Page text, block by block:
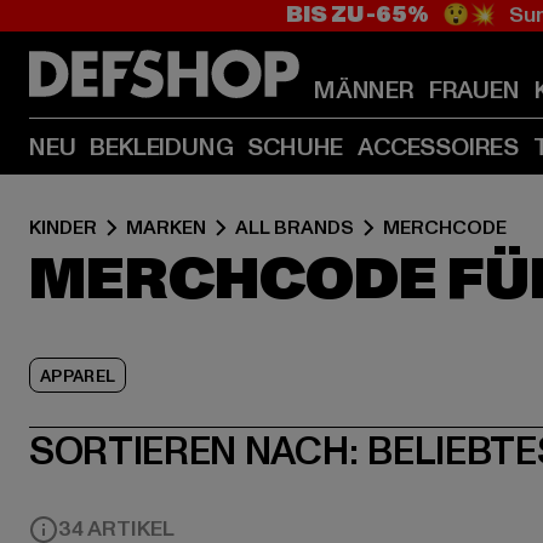
BIS ZU -65% 😲💥
MÄNNER FRAUEN
NEU BEKLEIDUNG SCHUHE ACCESSOIRES
KINDER MARKEN ALL BRANDS MERCHCODE
MERCHCODE
APPAREL
SORTIEREN NACH:
34 ARTIKEL